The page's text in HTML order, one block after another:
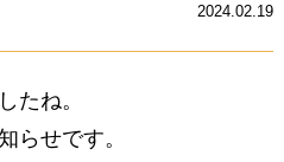
2024.02.19
たね。
らせです。